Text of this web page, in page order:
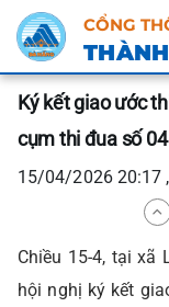
CỔNG
Ký kết giao ước
cụm thi đua số 04
15/04/2026 20:17
Chiều 15-4, tại xã
hội nghị ký kết